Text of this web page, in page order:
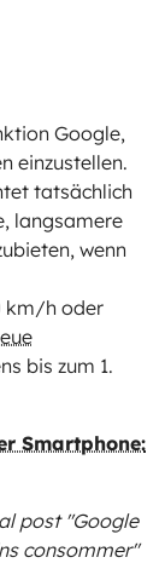
Google,
einzustellen.
tatsächlich
langsamere
wenn
km/h oder
bis zum 1.
Smartphone:
post "Google
consommer"